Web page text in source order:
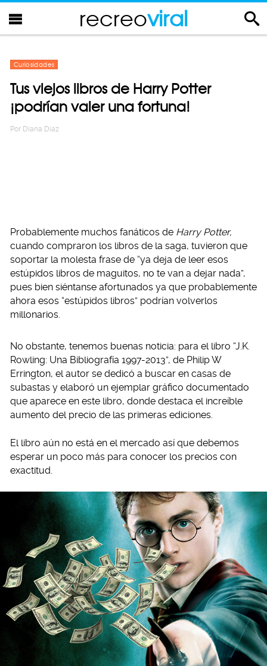
recreoviral
Curiosidades
Tus viejos libros de Harry Potter
¡podrían valer una fortuna!
Por Diana Diaz
Probablemente muchos fanáticos de Harry Potter,
cuando compraron los libros de la saga, tuvieron que
soportar la molesta frase de “ya deja de leer esos
estúpidos libros de maguitos, no te van a dejar nada”,
pues bien siéntanse afortunados ya que probablemente
ahora esos “estúpidos libros” podrían volverlos
millonarios.
No obstante, tenemos buenas noticia: para el libro “J.K.
Rowling: Una Bibliografía 1997-2013”, de Philip W
Errington, el autor se dedicó a buscar en casas de
subastas y elaboró un ejemplar gráfico documentado
que aparece en este libro, donde destaca el increíble
aumento del precio de las primeras ediciones.
El libro aún no está en el mercado así que debemos
esperar un poco más para conocer los precios con
exactitud.